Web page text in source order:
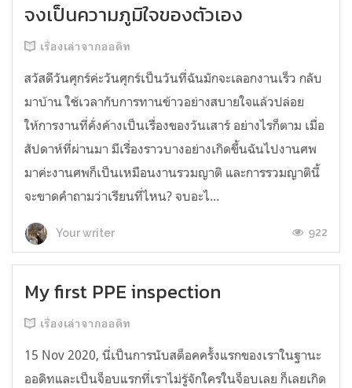
จงเป็นความภูมิใจของตัวเอง
เรื่องเล่าจากออดิท
สวัสดีวันศุกร์ค่ะวันศุกร์เป็นวันที่ฉันมักจะเลอกงานเร็ว กลับ
มาบ้าน ใช้เวลากับการทานข้าวอย่างสบายใจแล้วปล่อย
ให้การงานที่คั่งค้างเป็นเรื่องของวันเสาร์ อย่างไรก็ตาม เมื่อ
สัปดาห์ที่ผ่านมา มีเรื่องราวบางอย่างเกิดขึ้นฉันไปงานศพ
มาค่ะงานศพก็เป็นเหมือนงานรวมญาติ และการรวมญาตินี้
จะขาดคำถามว่าเรียนที่ไหน? จบอะไ...
Your writer 922
My first PPE inspection
เรื่องเล่าจากออดิท
15 Nov 2020, นี่เป็นการนับสต็อคครั้งแรกของเราในฐานะ
ออดิทและเป็นจ็อบแรกที่เราไม่รู้จักใครในจ็อบเลย ก็เลยเกิด